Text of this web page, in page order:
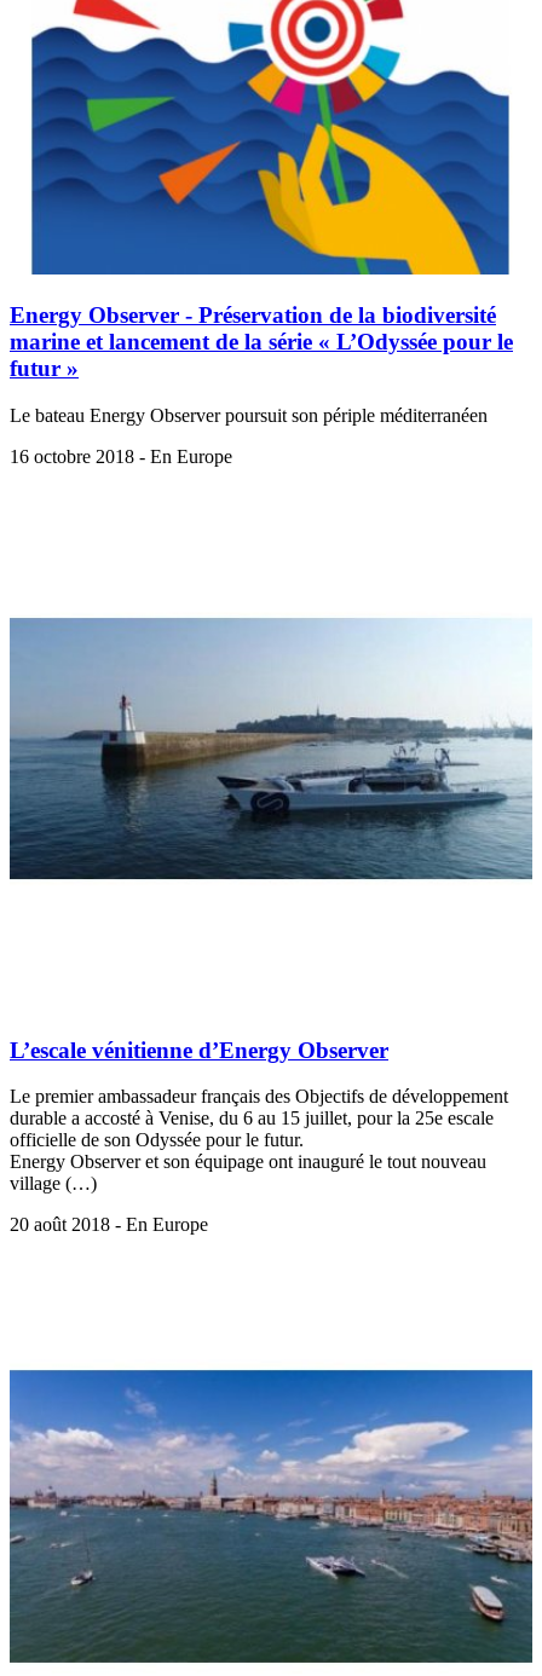
Energy Observer - Préservation de la biodiversité
marine et lancement de la série « L’Odyssée pour le
futur »
Le bateau Energy Observer poursuit son périple méditerranéen
16 octobre 2018 - En Europe
L’escale vénitienne d’Energy Observer
Le premier ambassadeur français des Objectifs de développement
durable a accosté à Venise, du 6 au 15 juillet, pour la 25e escale
officielle de son Odyssée pour le futur.
Energy Observer et son équipage ont inauguré le tout nouveau
village (…)
20 août 2018 - En Europe